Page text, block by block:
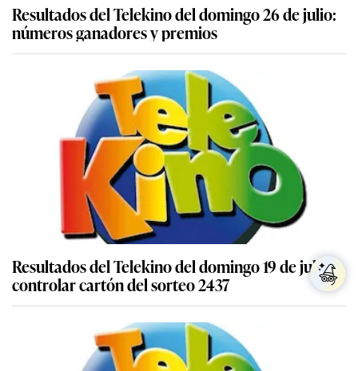
Resultados del Telekino del domingo 26 de julio:
números ganadores y premios
Resultados del Telekino del domingo 19 de julio:
controlar cartón del sorteo 2437